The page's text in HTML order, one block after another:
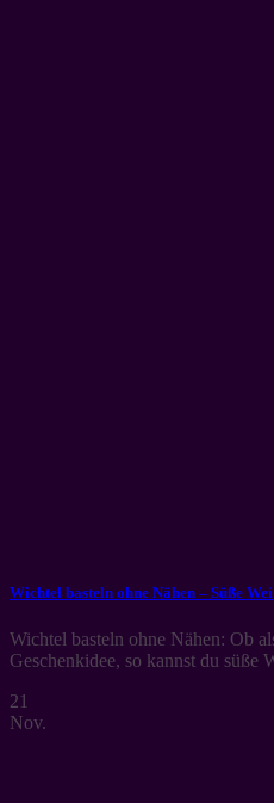
Wichtel basteln ohne Nähen – Süße
Wichtel basteln ohne Nähen: Ob
Geschenkidee, so kannst du süße
21
Nov.